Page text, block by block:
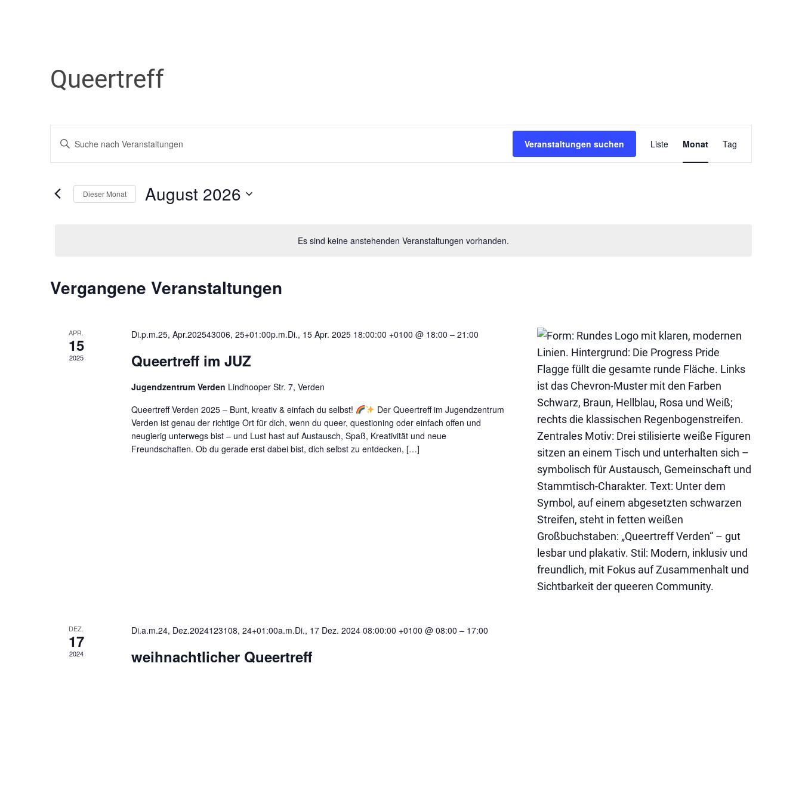
Queertreff
Es sind keine anstehenden Veranstaltungen vorhanden.
Veranstaltungen
und
Bitte
Suche
Veranstaltungen suchen
Ansichten-
Liste Monat Tag
Dieser Monat August 2026
Kalender
von
Veranstaltungen
Vergangene Veranstaltungen
APR.
15
2025
Di.p.m.25, Apr.202543006, 25+01:00p.m.Di., 15 Apr. 2025 18:00:00 +0100 @ 18:00 – 21:00
Queertreff im JUZ
Jugendzentrum Verden Lindhooper Str. 7, Verden
Queertreff Verden 2025 – Bunt, kreativ & einfach du selbst!
Der Queertreff im Jugendzentrum
Verden ist genau der richtige Ort für dich, wenn du queer, questioning oder einfach offen und
neugierig unterwegs bist – und Lust hast auf Austausch, Spaß, Kreativität und neue
Freundschaften. Ob du gerade erst dabei bist, dich selbst zu entdecken, […]
DEZ.
17
2024
Di.a.m.24, Dez.2024123108, 24+01:00a.m.Di., 17 Dez. 2024 08:00:00 +0100 @ 08:00 – 17:00
weihnachtlicher Queertreff